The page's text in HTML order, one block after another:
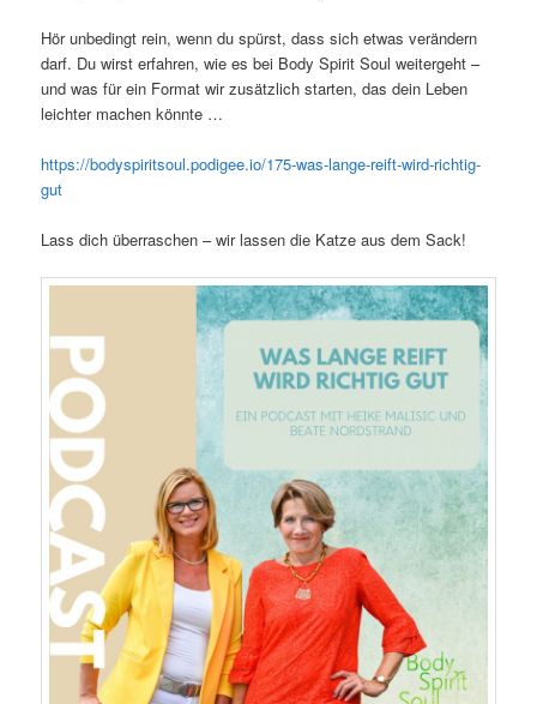
Hörunbedingt rein, wenn du spürst, dass sich etwas verändern
darf. Du wirst erfahren, wie es bei Body Spirit Soul weitergeht –
und was für ein Format wir zusätzlich starten, das dein Leben
leichter machen könnte …
https://bodyspiritsoul.podigee.io/175-was-lange-reift-wird-richtig-
gut
Lass dich überraschen – wir lassen die Katze aus dem Sack!